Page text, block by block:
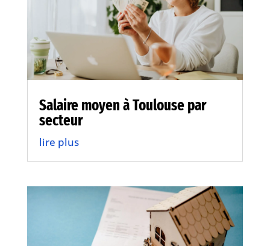
Salaire moyen à Toulouse par
secteur
lire plus